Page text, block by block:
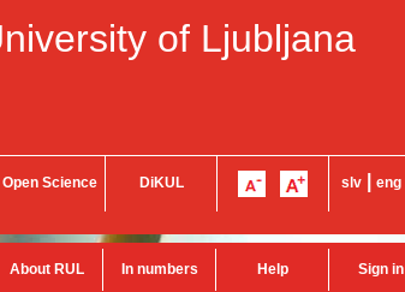
of Ljubljana
Open Science DiKUL slv eng
About RUL In numbers Help Sign in